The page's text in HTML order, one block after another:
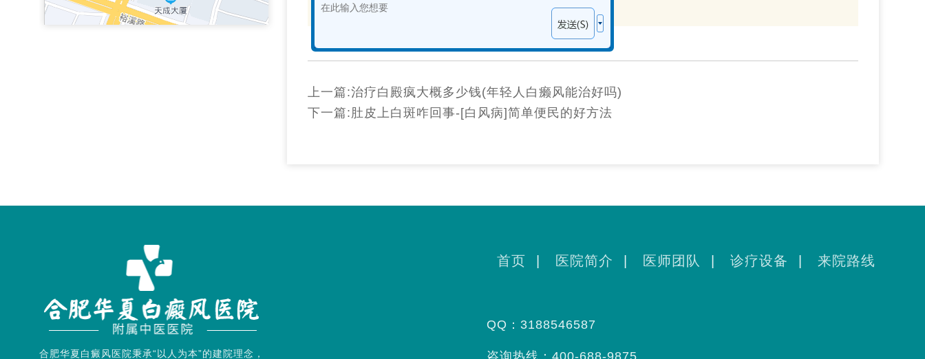
上一篇:治疗白殿疯大概多少钱(年轻人白癞风能治好吗)
下一篇:肚皮上白斑咋回事-[白风病]简单便民的好方法
合肥华夏白癜风医院秉承“以人为本”的建院理念，
首页 医院简介 医师团队 诊疗设备 来院路线
QQ：3188546587
咨询热线：400-688-9875